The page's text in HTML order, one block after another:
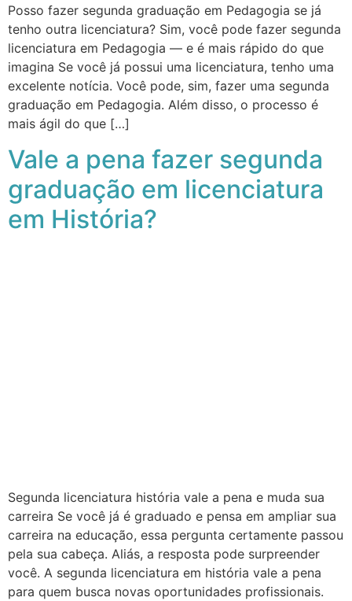
Posso fazer segunda graduação em Pedagogia se já
tenho outra licenciatura? Sim, você pode fazer segunda
licenciatura em Pedagogia — e é mais rápido do que
imagina Se você já possui uma licenciatura, tenho uma
excelente notícia. Você pode, sim, fazer uma segunda
graduação em Pedagogia. Além disso, o processo é
mais ágil do que […]
Vale a pena fazer segunda
graduação em licenciatura
em História?
Segunda licenciatura história vale a pena e muda sua
carreira Se você já é graduado e pensa em ampliar sua
carreira na educação, essa pergunta certamente passou
pela sua cabeça. Aliás, a resposta pode surpreender
você. A segunda licenciatura em história vale a pena
para quem busca novas oportunidades profissionais.